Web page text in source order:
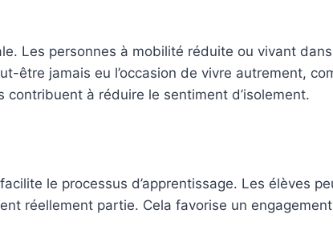
Les personnes à mobilité réduite ou vivant
être jamais eu l’occasion de vivre autrement,
à réduire le sentiment d’isolement.
le processus d’apprentissage. Les élèves
réellement partie. Cela favorise un